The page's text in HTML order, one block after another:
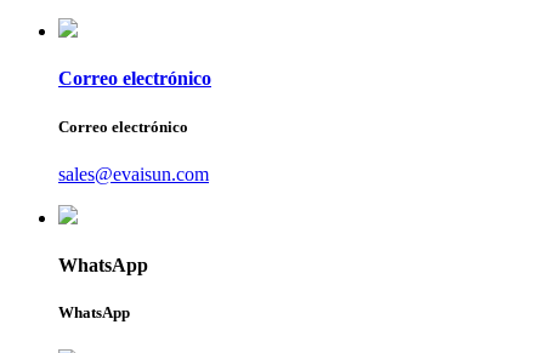
Correo electrónico
Correo electrónico
sales@evaisun.com
WhatsApp
WhatsApp